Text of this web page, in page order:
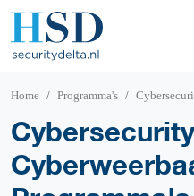
Home Programma's